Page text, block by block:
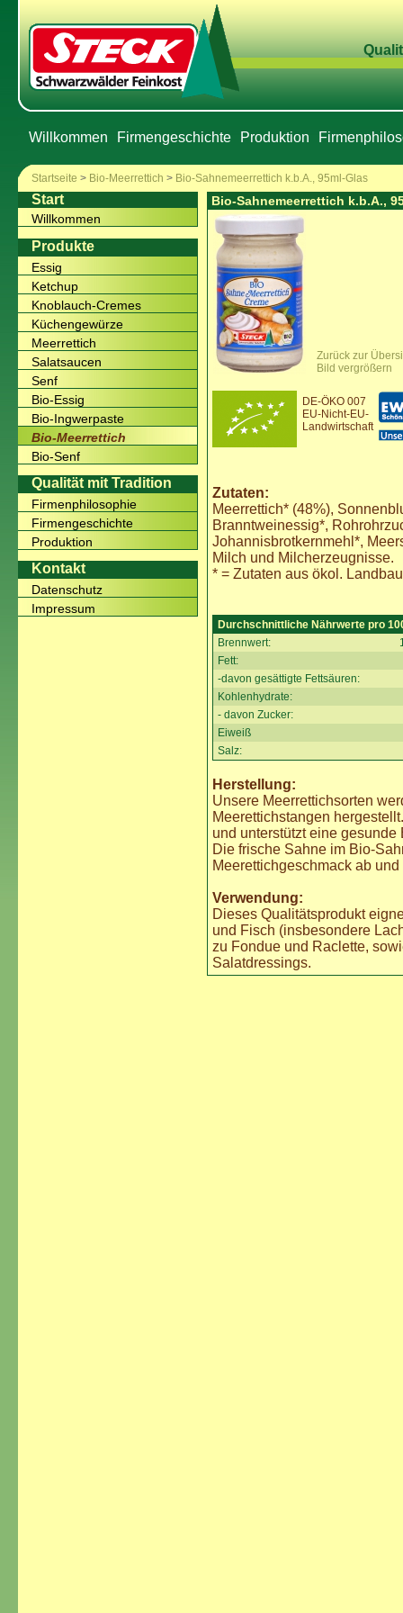
Willkommen Firmengeschichte Produktion
Startseite > Bio-Meerrettich > Bio-Sahnemeerrettich k.b.A., 95ml-Glas
Start
Willkommen
Produkte
Essig
Ketchup
Knoblauch-Cremes
Küchengewürze
Meerrettich
Salatsaucen
Senf
Bio-Essig
Bio-Ingwerpaste
Bio-Meerrettich
Bio-Senf
Qualität mit Tradition
Firmenphilosophie
Firmengeschichte
Produktion
Kontakt
Datenschutz
Impressum
Bio-Sahnemeerrettich k.b.A.,
Zurück zur
Bild vergrößern
DE-ÖKO 007
EU-Nicht-EU-
Landwirtschaft
Zutaten:
Meerrettich* (48%),
Branntweinessig*,
Johannisbrotkernmehl*,
Milch und Milcherzeugnisse.
* = Zutaten aus ökol.
Durchschnittliche Nährwerte pro
Brennwert:
Fett:
-davon gesättigte Fettsäuren:
Kohlenhydrate:
- davon Zucker:
Eiweiß
Salz:
Herstellung:
Unsere Meerrettichsorten
Meerettichstangen
und unterstützt eine gesunde
Die frische Sahne im Bio-
Meerettichgeschmack ab
Verwendung:
Dieses Qualitätsprodukt
und Fisch (insbesondere
zu Fondue und Raclette,
Salatdressings.